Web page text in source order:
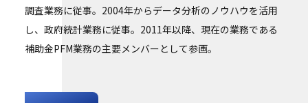
調査業務に従事。2004年からデータ分析のノウハウを活用
し、政府統計業務に従事。2011年以降、現在の業務である
補助金PFM業務の主要メンバーとして参画。